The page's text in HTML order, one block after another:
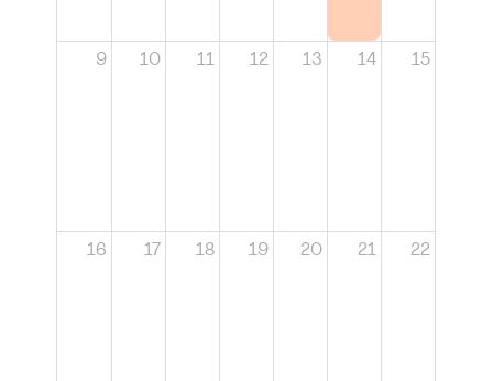
9 10 11 12 13 14 15
16 17 18 19 20 21 22